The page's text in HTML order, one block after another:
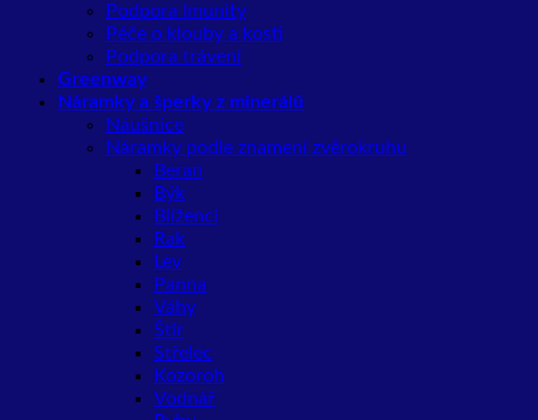
Podpora Imunity
Péče o klouby a kosti
Podpora trávení
Greenway
Náramky a šperky z minerálů
Náušnice
Náramky podle znamení zvěrokruhu
Beran
Býk
Blíženci
Rak
Lev
Panna
Váhy
Štír
Střelec
Kozoroh
Vodnář